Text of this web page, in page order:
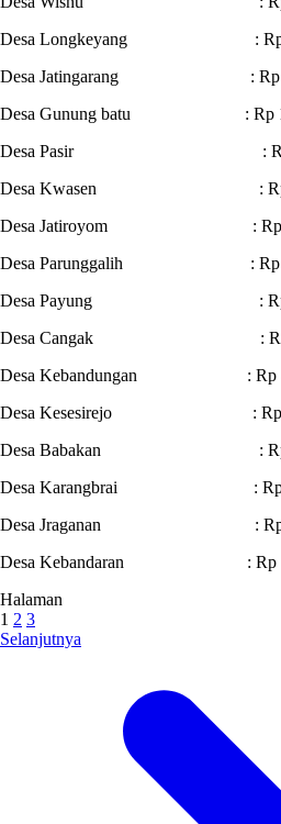
Desa Longkeyang : Rp
Desa Jatingarang : Rp
Desa Gunung batu : Rp
Desa Pasir : Rp
Desa Kwasen : Rp
Desa Jatiroyom : Rp
Desa Parunggalih : Rp
Desa Payung : Rp
Desa Cangak : Rp
Desa Kebandungan : Rp
Desa Kesesirejo : Rp
Desa Babakan : Rp
Desa Karangbrai : Rp
Desa Jraganan : Rp
Desa Kebandaran : Rp
Halaman
1 2 3
Selanjutnya